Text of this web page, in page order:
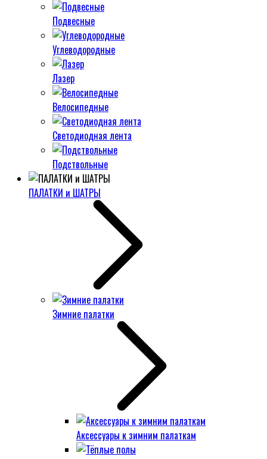
Подвесные
Углеводородные
Лазер
Велосипедные
Светодиодная лента
Подствольные
ПАЛАТКИ и ШАТРЫ
Зимние палатки
Аксессуары к зимним палаткам